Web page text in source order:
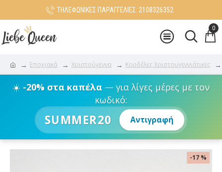
ΤΗΛΕΦΩΝΙΚΕΣ ΠΑΡΑΓΓΕΛΙΕΣ: 2108326352
0
Εποχιακά Χριστούγεννα Κορδέλες Χριστουγεννιάτικες
☀️ -20% στα καπέλα— για λίγες μέρες με τον
κωδικό:
SUMMER20 Αντιγραφή
-17 %